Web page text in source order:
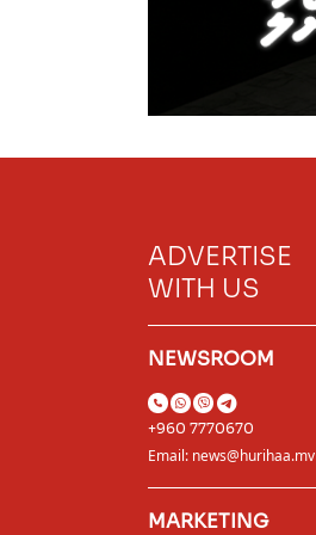
ADVERTISE
WITH US
NEWSROOM
+960 7770670
Email: news@hurihaa.mv
MARKETING